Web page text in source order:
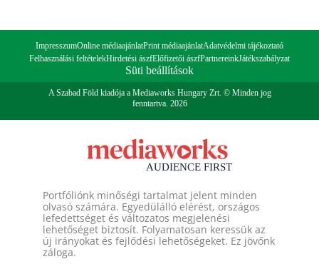
ImpresszumOnline médiaajánlatPrint médiaajánlatAdatvédelmi tájékoztató
Felhasználási feltételekHirdetési ászfElőfizetői ászfPartnereinkJátékszabályzat
Süti beállítások
A Szabad Föld kiadója a Mediaworks Hungary Zrt. © Minden jog
fenntartva. 2026
Portfóliónk minőségi tartalmat jelent minden
olvasó számára. Egyedülálló elérést, országos
lefedettséget és változatos megjelenési
lehetőséget biztosít. Folyamatosan keressük az
új irányokat és fejlődési lehetőségeket. Ez jövőnk
záloga.